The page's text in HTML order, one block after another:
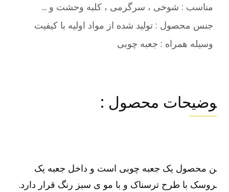
مناسب : شوخی ، سرگرمی ، کلبه وحشت و …
جنس محصول : تولید شده از مواد اولیه با کیفیت
وسیله همراه : جعبه چوبی
محصول :
محصول یک جعبه چوبی است و داخل جعبه یک
با طرح ترسناک و با مو ی سبز رنگ قرار دارد.